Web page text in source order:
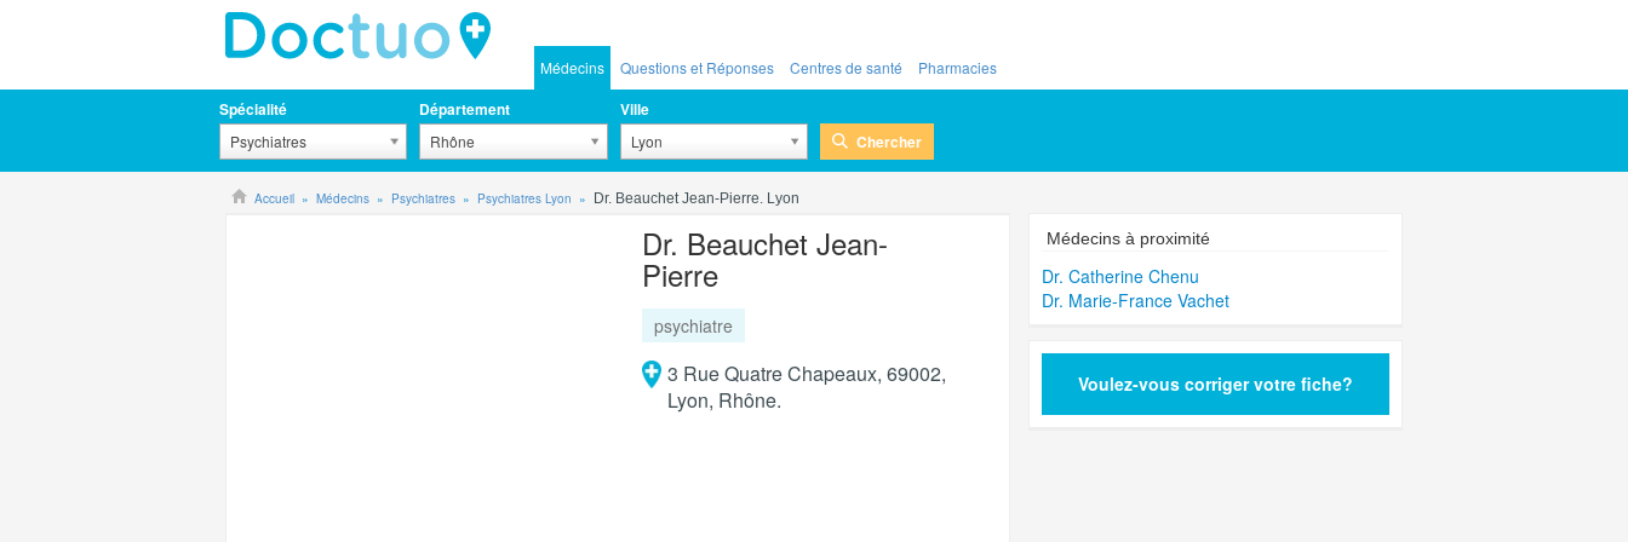
Médecins Questions et Réponses Centres de santé Pharmacies
Spécialité
Psychiatres
Département
Rhône
Ville
Lyon Chercher
Accueil Médecins Psychiatres Psychiatres Lyon Dr. Beauchet Jean-Pierre. Lyon
Dr. Beauchet Jean-
Pierre
psychiatre
3 Rue Quatre Chapeaux, 69002,
Lyon, Rhône.
Médecins à proximité
Dr. Catherine Chenu
Dr. Marie-France Vachet
Voulez-vous corriger votre fiche?